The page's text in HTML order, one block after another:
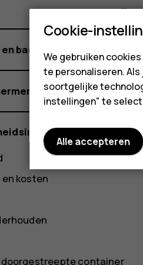
back-ups
kosten
doorgestreepte container
Cookie-
We gebruiken
te personaliseren.
soortgelijke
instellingen" te
Alle accepteren